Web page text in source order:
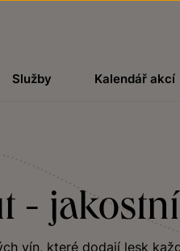
Služby Kalendář akcí
-
vín, které dodají lesk